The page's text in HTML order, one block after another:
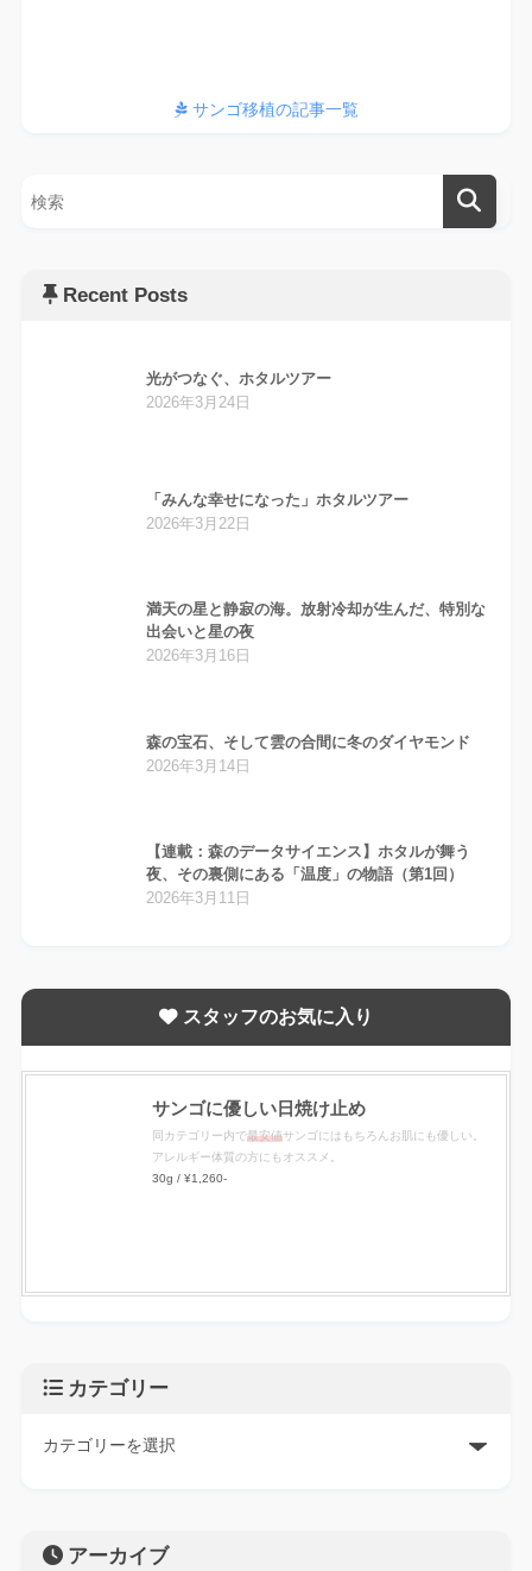
サンゴ移植の記事一覧
Recent Posts
光がつなぐ、ホタルツアー
2026年3月24日
「みんな幸せになった」ホタルツアー
2026年3月22日
満天の星と静寂の海。放射冷却が生んだ、特別な
出会いと星の夜
2026年3月16日
森の宝石、そして雲の合間に冬のダイヤモンド
2026年3月14日
【連載：森のデータサイエンス】ホタルが舞う
夜、その裏側にある「温度」の物語（第1回）
2026年3月11日
スタッフのお気に入り
サンゴに優しい日焼け止め
同カテゴリー内で最安値サンゴにはもちろんお肌にも優しい。
アレルギー体質の方にもオススメ。
30g / ¥1,260-
カテゴリー
アーカイブ